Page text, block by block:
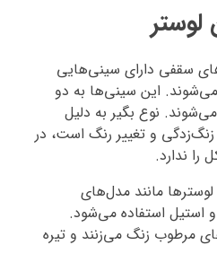
سقفی دارای سینی‌هایی
این سینی‌ها به دو
نوع بگیر به دلیل
و تغییر رنگ است، در
را ندارد.
مانند مدل‌های
استیل استفاده می‌شود.
مرطوب زنگ می‌زنند و تیره